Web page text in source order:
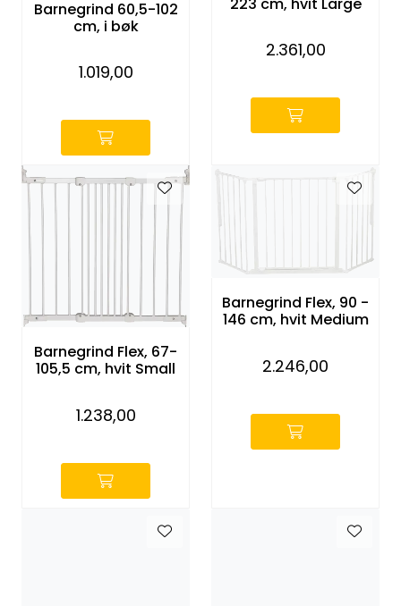
Barnegrind 60,5-102
cm, i bøk
1.019,00
2.361,00
Barnegrind Flex, 67-
105,5 cm, hvit Small
1.238,00
Barnegrind Flex, 90 -
146 cm, hvit Medium
2.246,00
Entreprenører